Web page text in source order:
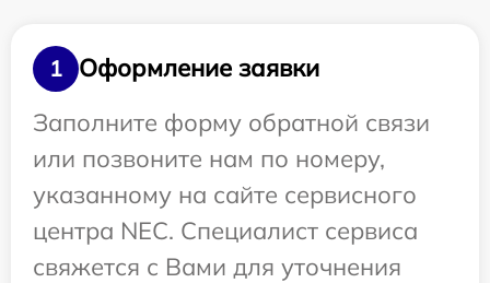
1
Оформление заявки
Заполните форму обратной связи
или позвоните нам по номеру,
указанному на сайте сервисного
центра NEC. Специалист сервиса
свяжется с Вами для уточнения